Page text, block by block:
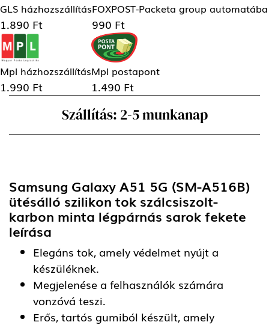
GLS házhozszállítás
1.890 Ft
FOXPOST-Packeta group automatába
990 Ft
Mpl házhozszállítás
1.990 Ft
Mpl postapont
1.490 Ft
Szállítás: 2-5 munkanap
Samsung Galaxy A51 5G (SM-A516B)
ütésálló szilikon tok szálcsiszolt-
karbon minta légpárnás sarok fekete
leírása
Elegáns tok, amely védelmet nyújt a
készüléknek.
Megjelenése a felhasználók számára
vonzóvá teszi.
Erős, tartós gumiból készült, amely